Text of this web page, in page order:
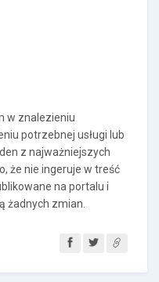
w znalezieniu
potrzebnej usługi lub
z najważniejszych
że nie ingeruje w treść
na portalu i
żadnych zmian.